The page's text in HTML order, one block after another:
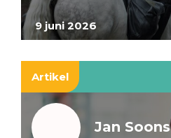
9 juni 2026
Artikel
Jan Soons